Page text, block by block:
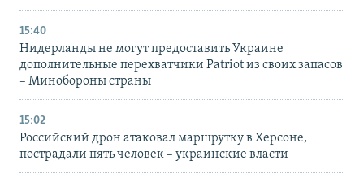
15:40
Нидерланды не могут предоставить Украине
дополнительные перехватчики Patriot из своих запасов
– Минобороны страны
15:02
Российский дрон атаковал маршрутку в Херсоне,
пострадали пять человек – украинские власти